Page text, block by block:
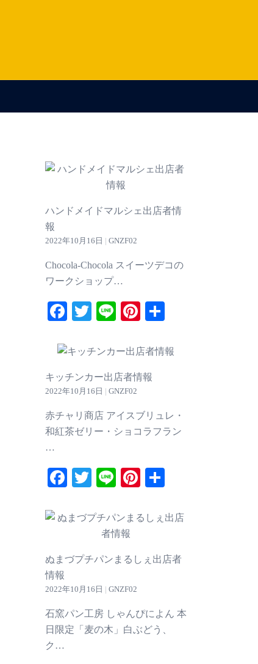
ハンドメイドマルシェ出店者情
報
2022年10月16日 GNZF02
Chocola-Chocola スイーツデコの
ワークショップ…
Facebook
TwitterLinePinterest
キッチンカー出店者情報
2022年10月16日 GNZF02
赤チャリ商店 アイスブリュレ・
和紅茶ゼリー・ショコラフラン
…
Facebook
TwitterLinePinterest
ぬまづプチパンまるしぇ出店者
情報
2022年10月16日 GNZF02
石窯パン工房 しゃんぴによん 本
日限定「麦の木」白ぶどう、
ク…